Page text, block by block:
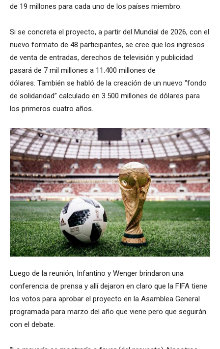
de 19 millones para cada uno de los países miembro.
Si se concreta el proyecto, a partir del Mundial de 2026, con el
nuevo formato de 48 participantes, se cree que los ingresos
de venta de entradas, derechos de televisión y publicidad
pasará de 7 mil millones a 11.400 millones de
dólares. También se habló de la creación de un nuevo “fondo
de solidaridad” calculado en 3.500 millones de dólares para
los primeros cuatro años.
Luego de la reunión, Infantino y Wenger brindaron una
conferencia de prensa y allí dejaron en claro que la FIFA tiene
los votos para aprobar el proyecto en la Asamblea General
programada para marzo del año que viene pero que seguirán
con el debate.